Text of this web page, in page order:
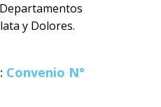
y Dolores.
Convenio N°